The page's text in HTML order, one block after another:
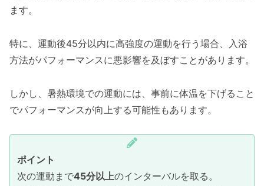
ます。
特に、運動後45分以内に高強度の運動を行う場合、入浴
方法がパフォーマンスに悪影響を及ぼすことがあります。
しかし、暑熱環境での運動には、事前に体温を下げること
でパフォーマンスが向上する可能性もあります。
ポイント
次の運動まで45分以上のインターバルを取る。